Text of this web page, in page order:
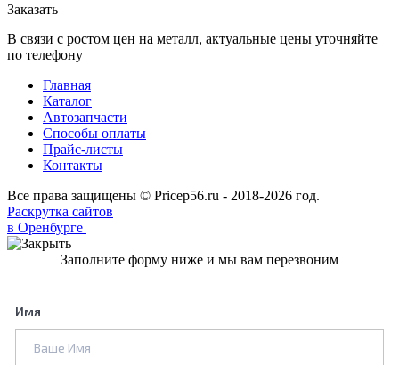
Заказать
В связи с ростом цен на металл, актуальные цены уточняйте
по телефону
Главная
Каталог
Автозапчасти
Способы оплаты
Прайс-листы
Контакты
Все права защищены © Pricep56.ru - 2018-2026 год.
Раскрутка сайтов
в Оренбурге
Заполните форму ниже и мы вам перезвоним
Имя